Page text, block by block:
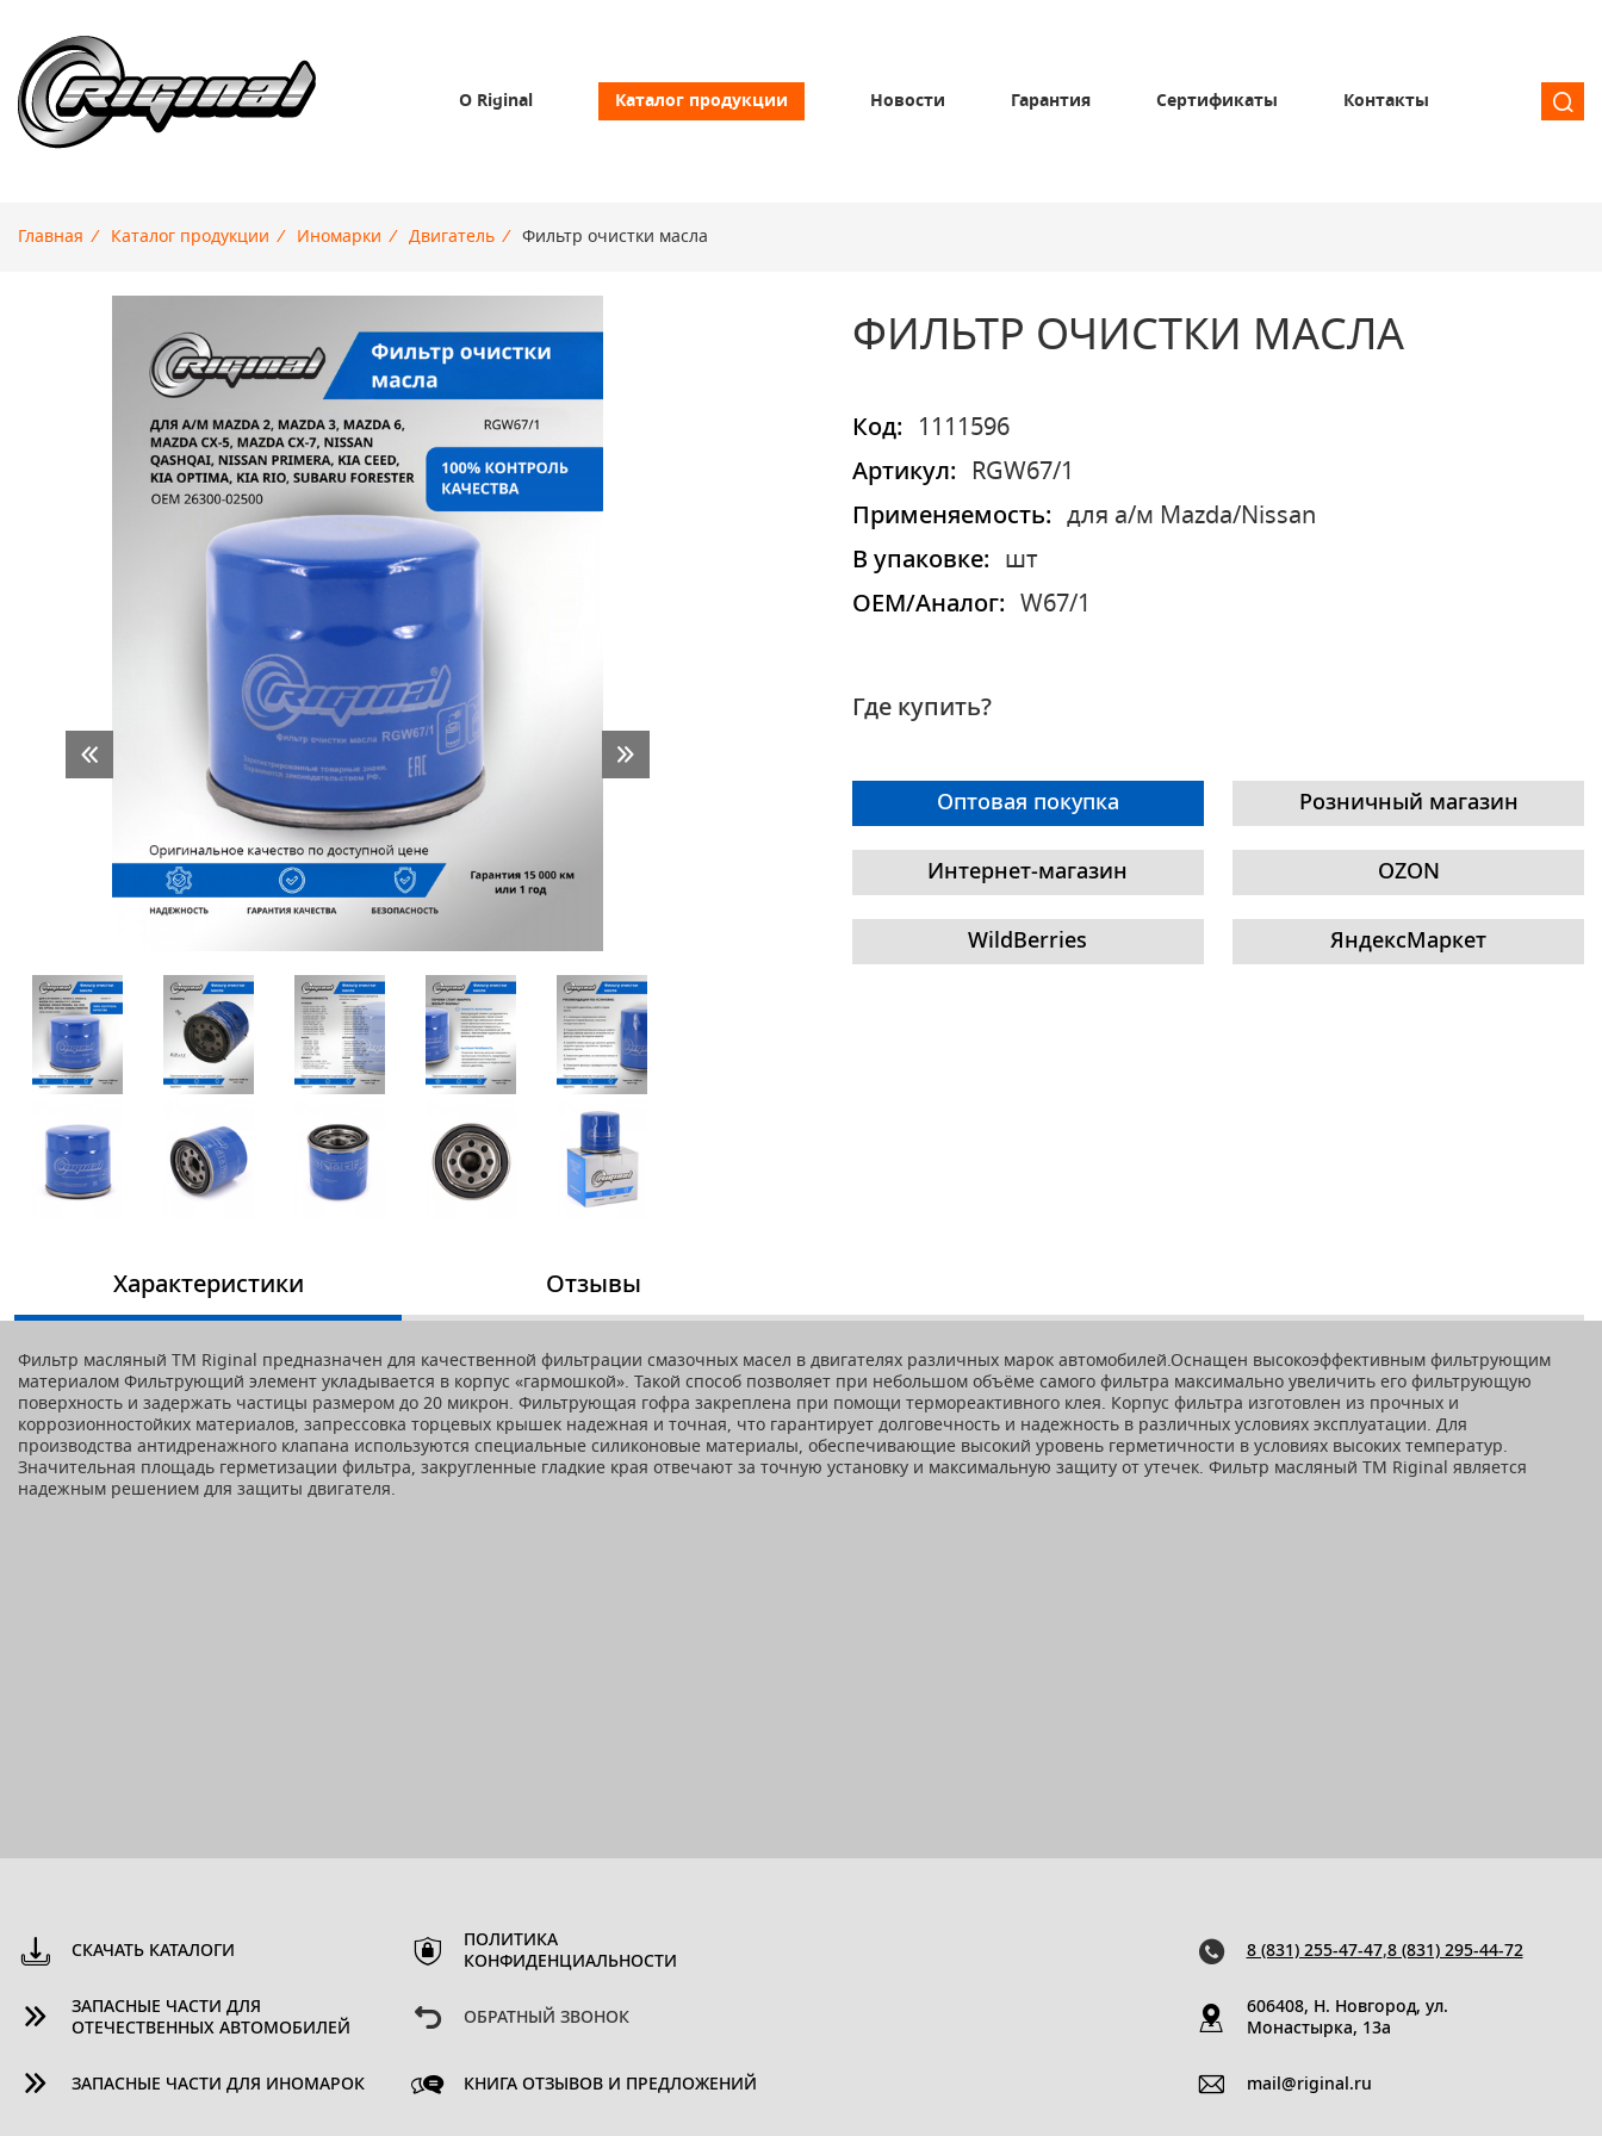
О Riginal Каталог продукции Новости Гарантия Сертификаты Контакты
Главная / Каталог продукции / Иномарки / Двигатель / Фильтр очистки масла
ФИЛЬТР ОЧИСТКИ МАСЛА
Код:
1111596
Артикул:
RGW67/1
Применяемость:
для а/м Mazda/Nissan
В упаковке:
шт
OEM/Аналог:
W67/1
Где купить?
Оптовая покупка Розничный магазин
Интернет-магазин OZON
WildBerries ЯндексМаркет
Характеристики
Фильтр масляный ТМ Riginal предназначен для качественной фильтрации смазочных масел в двигателях различных марок автомобилей.Оснащен высокоэффективным фильтрующим
материалом Фильтрующий элемент укладывается в корпус «гармошкой». Такой способ позволяет при небольшом объёме самого фильтра максимально увеличить его фильтрующую
поверхность и задержать частицы размером до 20 микрон. Фильтрующая гофра закреплена при помощи термореактивного клея. Корпус фильтра изготовлен из прочных и
коррозионностойких материалов, запрессовка торцевых крышек надежная и точная, что гарантирует долговечность и надежность в различных условиях эксплуатации. Для
производства антидренажного клапана используются специальные силиконовые материалы, обеспечивающие высокий уровень герметичности в условиях высоких температур.
Значительная площадь герметизации фильтра, закругленные гладкие края отвечают за точную установку и максимальную защиту от утечек. Фильтр масляный ТМ Riginal является
надежным решением для защиты двигателя.
Отзывы
СКАЧАТЬ КАТАЛОГИ
ЗАПАСНЫЕ ЧАСТИ ДЛЯ
ОТЕЧЕСТВЕННЫХ АВТОМОБИЛЕЙ
ЗАПАСНЫЕ ЧАСТИ ДЛЯ ИНОМАРОК
ПОЛИТИКА
КОНФИДЕНЦИАЛЬНОСТИ
ОБРАТНЫЙ ЗВОНОК
КНИГА ОТЗЫВОВ И ПРЕДЛОЖЕНИЙ
8 (831) 255-47-47,8 (831) 295-44-72
606408, Н. Новгород, ул.
Монастырка, 13a
mail@riginal.ru